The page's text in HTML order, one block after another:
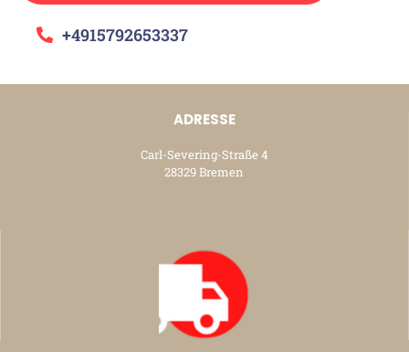
+4915792653337
ADRESSE
Carl-Severing-Straße 4
28329 Bremen